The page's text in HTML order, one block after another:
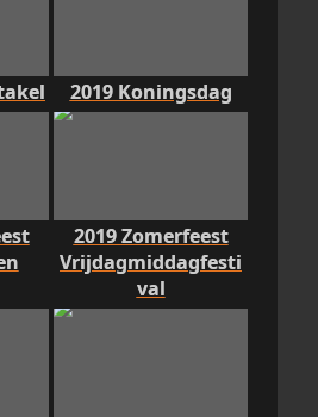
2019 Koningsdag
2019 Zomerfeest
Vrijdagmiddagfesti
val